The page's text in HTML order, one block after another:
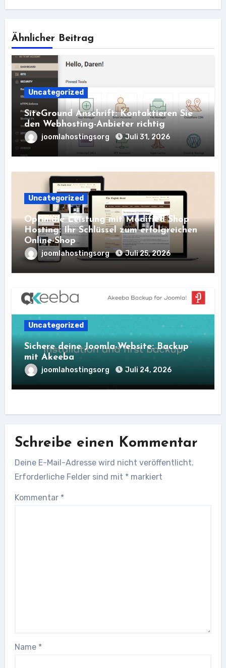
Ähnlicher Beitrag
Uncategorized
SiteGround Anschrift: Kontaktieren Sie
den Webhosting-Anbieter richtig
joomlahostingsorg Juli 31, 2026
Uncategorized
Optimale Leistung mit Modified Shop
Hosting: Ihr Schlüssel zum erfolgreichen
Online-Shop
joomlahostingsorg Juli 25, 2026
Uncategorized
Sichere deine Joomla-Website: Backup
mit Akeeba
joomlahostingsorg Juli 24, 2026
Schreibe einen Kommentar
Deine E-Mail-Adresse wird nicht veröffentlicht.
Erforderliche Felder sind mit * markiert
Kommentar *
Name *